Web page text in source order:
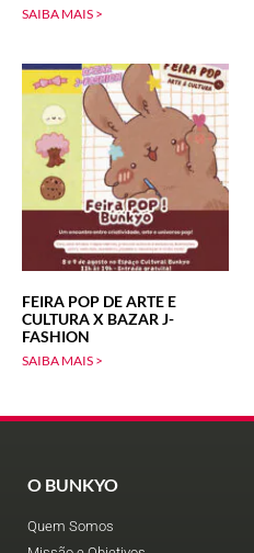
SAIBA MAIS >
FEIRA POP DE ARTE E
CULTURA X BAZAR J-
FASHION
SAIBA MAIS >
O BUNKYO
Quem Somos